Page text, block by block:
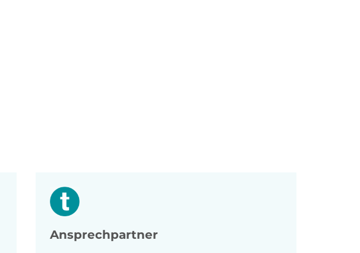
Ansprechpartner